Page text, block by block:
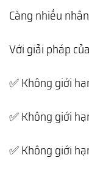
Càng nhiều
Với giải pháp
✅ Không giới
✅ Không giới
✅ Không giới